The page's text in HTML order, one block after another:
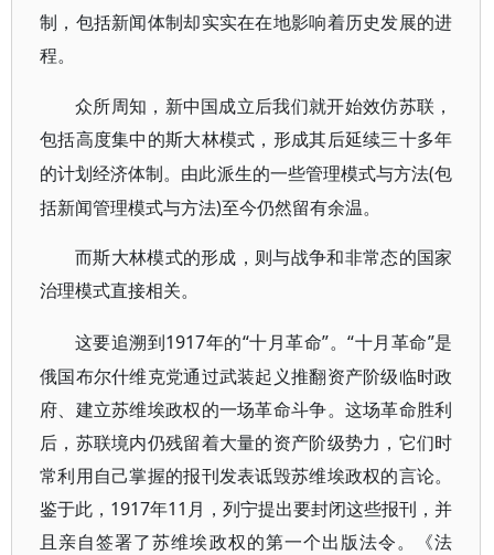
制，包括新闻体制却实实在在地影响着历史发展的进
程。
众所周知，新中国成立后我们就开始效仿苏联，
包括高度集中的斯大林模式，形成其后延续三十多年
的计划经济体制。由此派生的一些管理模式与方法(包
括新闻管理模式与方法)至今仍然留有余温。
而斯大林模式的形成，则与战争和非常态的国家
治理模式直接相关。
这要追溯到 1917年的“十月革命”。“十月革命”是
俄国布尔什维克党通过武装起义推翻资产阶级临时政
府、建立苏维埃政权的一场革命斗争。这场革命胜利
后，苏联境内仍残留着大量的资产阶级势力，它们时
常利用自己掌握的报刊发表诋毁苏维埃政权的言论。
鉴于此，1917年11月，列宁提出要封闭这些报刊，并
且亲自签署了苏维埃政权的第一个出版法令。《法